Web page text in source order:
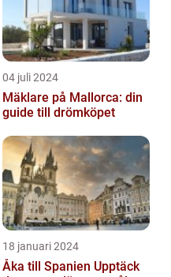
04 juli 2024
Mäklare på Mallorca: din
guide till drömköpet
18 januari 2024
Åka till Spanien Upptäck